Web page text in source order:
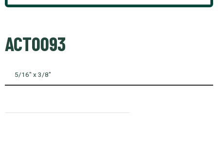
ACT0093
5/16″ x 3/8″